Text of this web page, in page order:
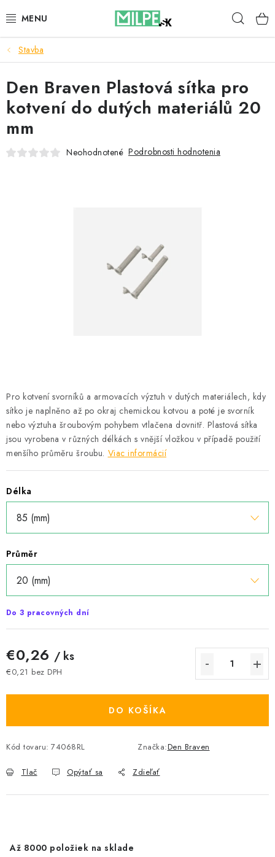
na
STREŠNÉ OKNÁ
PODKROVNÉ SCHODY
DOM A ZÁHRADA
STAVBA
Zásady používania súborov cookie
Podmínky ochrany osobních údajů
Stavba
Pro kotvení svorníků a armovacích výztuh v dutých materiálech, kdy
sítko je naplněno až po okraj chemickou kotvou a poté je svorník
nebo výztuha šroubovým pohybem vtlačena dovnitř. Plastová sítka
jsou vyrobena v různých délkách s vnější vložkou v případě použití
menšího průměru šroubu. Viac informácií
Délka
Průměr
Do 3 pracovných dní
€0,26 / ks
€0,21 bez DPH
DO KOŠÍKA
Kód tovaru: 74068RL Značka:Den Braven
Tlač Opýtať sa Zdieľať
Den Braven Plastová sítka pro
kotvení do dutých materiálů 20
mm
Neohodnotené Podrobnosti hodnotenia
Až 8000 položiek na sklade